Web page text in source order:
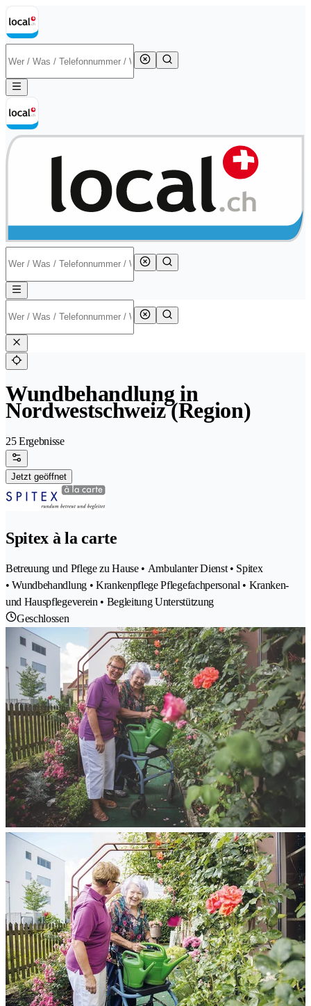
Wundbehandlung in
Nordwestschweiz (Region)
25 Ergebnisse
Jetzt geöffnet
Spitex à la carte
Betreuung und Pflege zu Hause • Ambulanter Dienst • Spitex
• Wundbehandlung • Krankenpflege Pflegefachpersonal • Kranken-
und Hauspflegeverein • Begleitung Unterstützung
Geschlossen